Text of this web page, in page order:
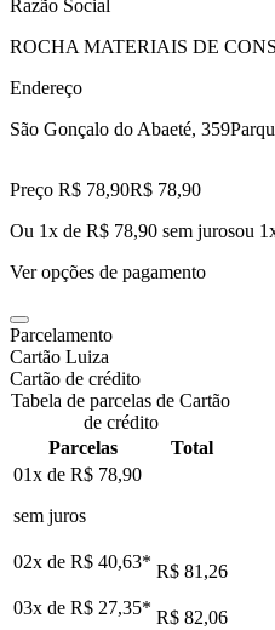
Razão Social
ROCHA MATERIAIS DE
Endereço
São Gonçalo do Abaeté, 359
Preço R$ 78,90R$ 78,90
Ou 1x de R$ 78,90 sem jurosou 1
Ver opções de pagamento
Parcelamento
Cartão Luiza
Cartão de crédito
Tabela de parcelas de Cartão
de crédito
Parcelas
Total
01x de R$ 78,90
sem juros
02x de R$ 40,63* R$ 81,26
03x de R$ 27,35* R$ 82,06